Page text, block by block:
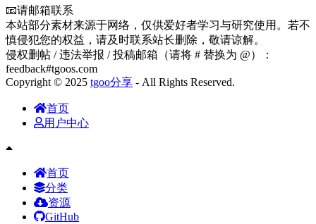
📧请邮箱联系
本站部分素材来源于网络，仅供爱好者学习与研究使用。若不
慎侵犯您的权益，请及时联系站长删除，敬请谅解。
侵权删帖 / 违法举报 / 投稿邮箱（请将 # 替换为 @）：
feedback#tgoos.com
Copyright © 2025 tgoo分享 - All Rights Reserved.
首页
用户中心
首页
分类
资源
GitHub